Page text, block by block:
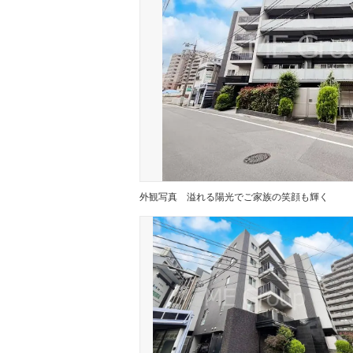
外観写真 溢れる陽光でご家族の笑顔も輝く